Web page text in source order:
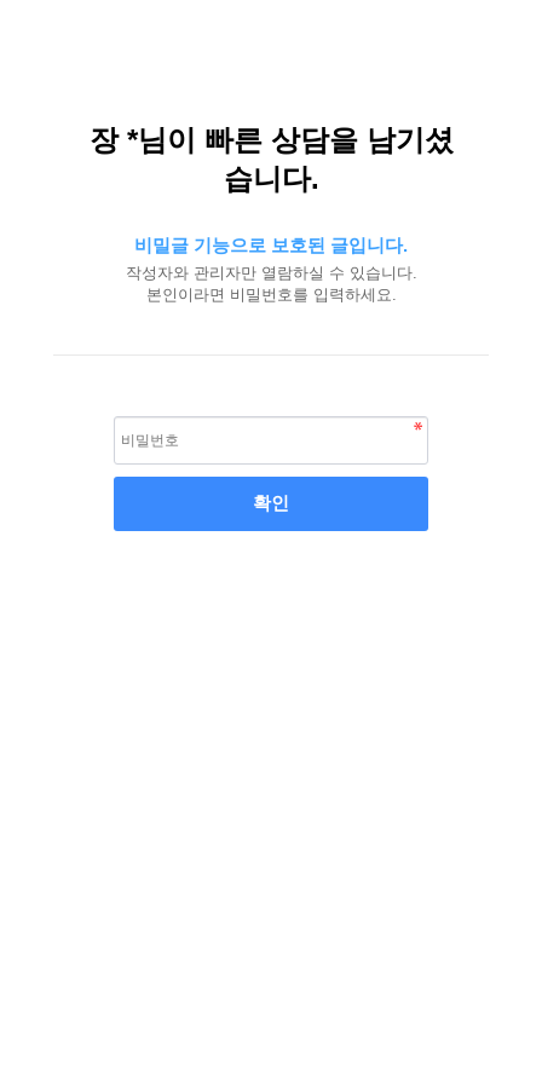
장 *님이 빠른 상담을 남기셨
습니다.
비밀글 기능으로 보호된 글입니다.
작성자와 관리자만 열람하실 수 있습니다.
본인이라면 비밀번호를 입력하세요.